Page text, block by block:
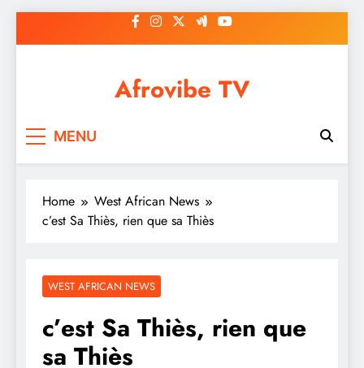
to
Afrovibe TV
MENU
Home
West African News
c’est Sa Thiès, rien que sa Thiès
WEST AFRICAN NEWS
c’est Sa Thiès, rien que
sa Thiès